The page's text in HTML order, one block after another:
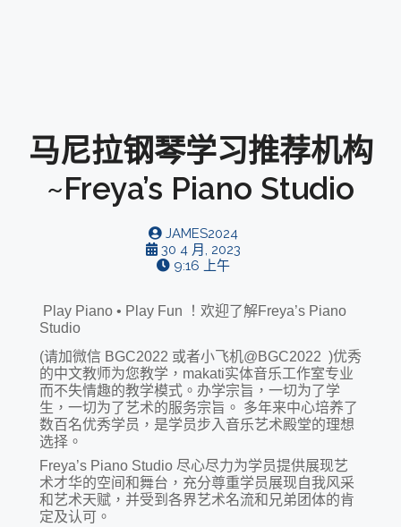
马尼拉钢琴学习推荐机构
~Freya’s Piano Studio
JAMES2024
30 4 月, 2023
9:16 上午
Play Piano • Play Fun ！欢迎了解Freya’s Piano
Studio
(请加微信 BGC2022 或者小飞机@BGC2022 )优秀
的中文教师为您教学，makati实体音乐工作室专业
而不失情趣的教学模式。办学宗旨，一切为了学
生，一切为了艺术的服务宗旨。 多年来中心培养了
数百名优秀学员，是学员步入音乐艺术殿堂的理想
选择。
Freya’s Piano Studio 尽心尽力为学员提供展现艺
术才华的空间和舞台，充分尊重学员展现自我风采
和艺术天赋，并受到各界艺术名流和兄弟团体的肯
定及认可。